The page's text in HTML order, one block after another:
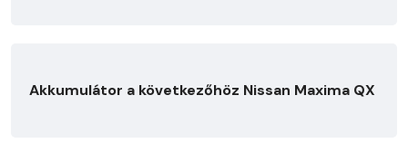
Akkumulátor a következőhöz Nissan Maxima QX